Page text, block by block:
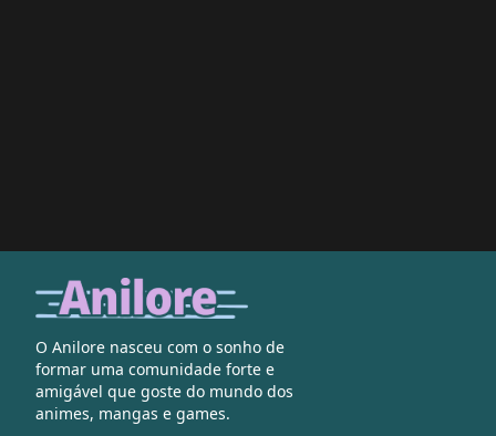
O Anilore nasceu com o sonho de
formar uma comunidade forte e
amigável que goste do mundo dos
animes, mangas e games.